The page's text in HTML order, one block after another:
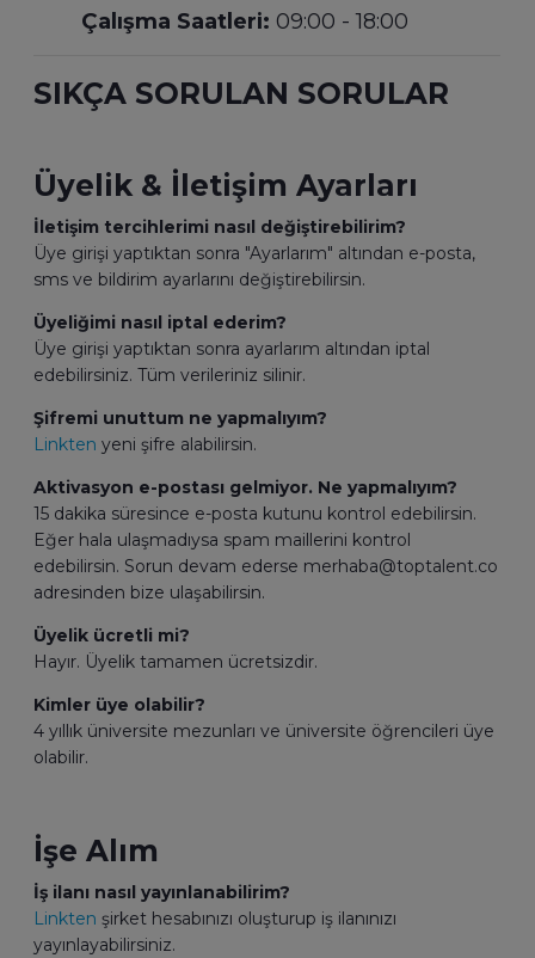
Çalışma Saatleri: 09:00 - 18:00
SIKÇA SORULAN SORULAR
Üyelik & İletişim Ayarları
İletişim tercihlerimi nasıl değiştirebilirim?
Üye girişi yaptıktan sonra "Ayarlarım" altından e-posta,
sms ve bildirim ayarlarını değiştirebilirsin.
Üyeliğimi nasıl iptal ederim?
Üye girişi yaptıktan sonra ayarlarım altından iptal
edebilirsiniz. Tüm verileriniz silinir.
Şifremi unuttum ne yapmalıyım?
Linkten yeni şifre alabilirsin.
Aktivasyon e-postası gelmiyor. Ne yapmalıyım?
15 dakika süresince e-posta kutunu kontrol edebilirsin.
Eğer hala ulaşmadıysa spam maillerini kontrol
edebilirsin. Sorun devam ederse merhaba@toptalent.co
adresinden bize ulaşabilirsin.
Üyelik ücretli mi?
Hayır. Üyelik tamamen ücretsizdir.
Kimler üye olabilir?
4 yıllık üniversite mezunları ve üniversite öğrencileri üye
olabilir.
İşe Alım
İş ilanı nasıl yayınlanabilirim?
Linkten şirket hesabınızı oluşturup iş ilanınızı
yayınlayabilirsiniz.